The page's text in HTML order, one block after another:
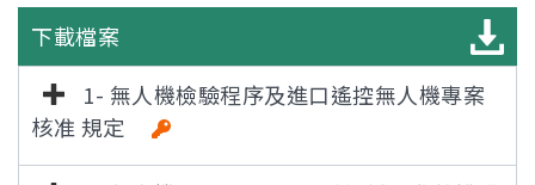
下載檔案
1- 無人機檢驗程序及進口遙控無人機專案
核准 規定